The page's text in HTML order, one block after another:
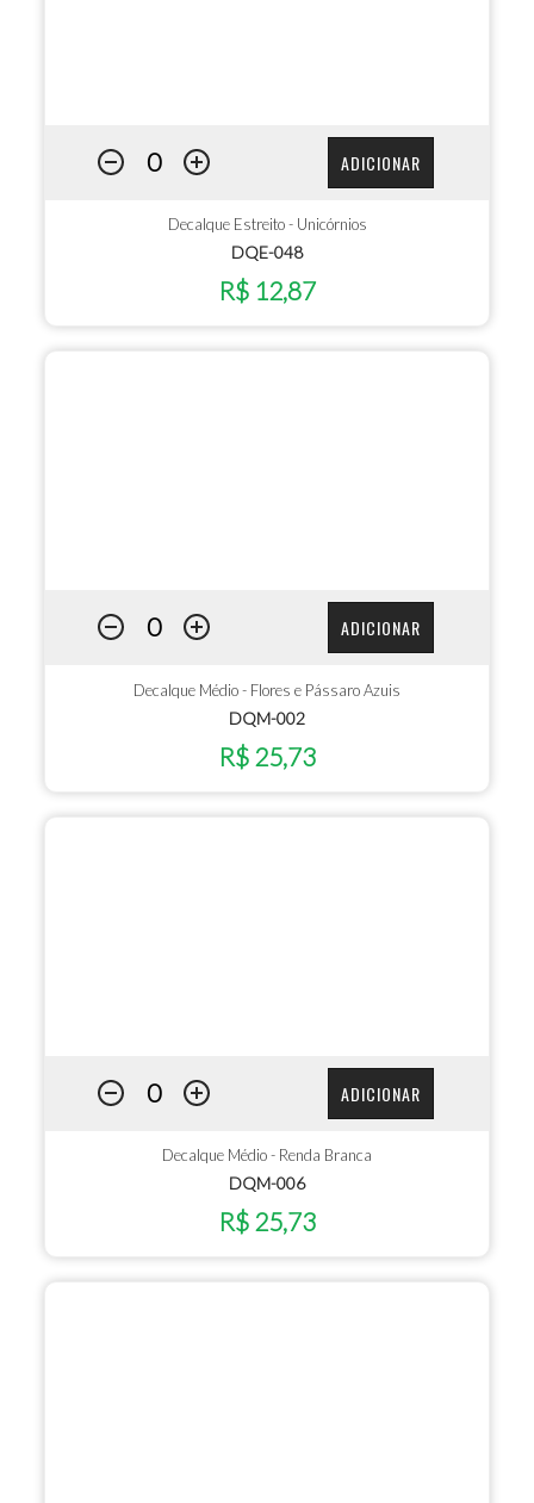
ADICIONAR
Decalque Estreito - Unicórnios
DQE-048
R$ 12,87
ADICIONAR
Decalque Médio - Flores e Pássaro Azuis
DQM-002
R$ 25,73
ADICIONAR
Decalque Médio - Renda Branca
DQM-006
R$ 25,73